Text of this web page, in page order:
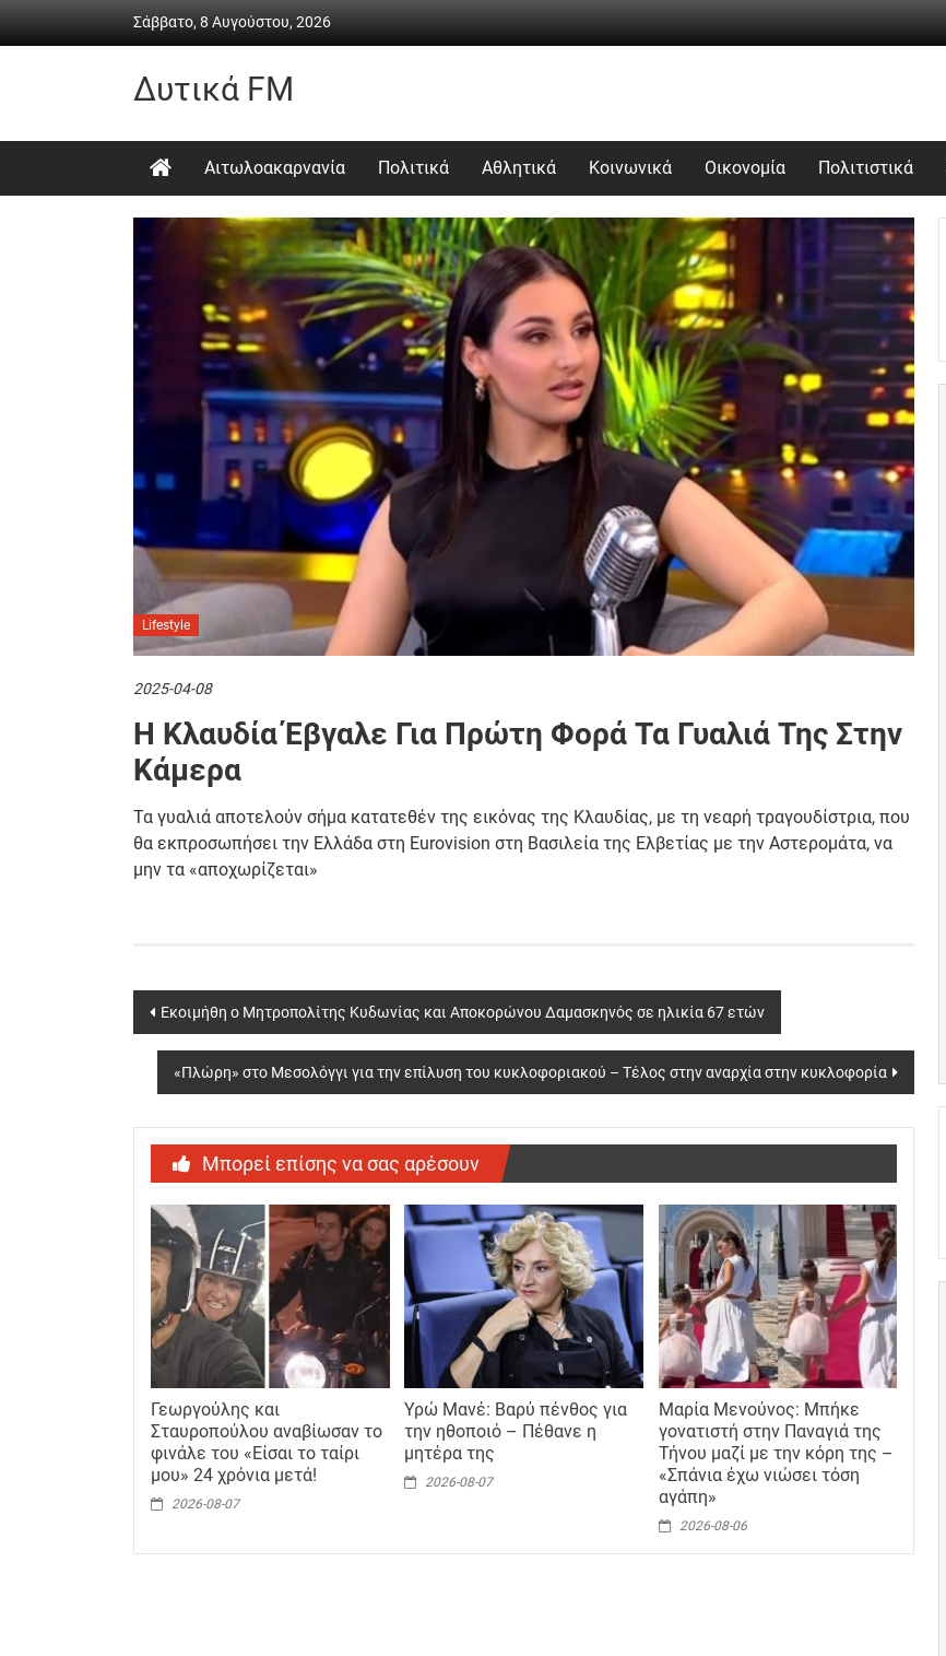
Σάββατο, 8 Αυγούστου, 2026
Δυτικά FM
Καθημερινή
ψυχαγωγία
Αιτωλοακαρνανία Πολιτικά Αθλητικά Κοινωνικά Οικονομία Πολιτιστικά
Lifestyle
2025-04-08
Η Κλαυδία Έβγαλε Για Πρώτη Φορά Τα Γυαλιά Της Στην
Κάμερα
Τα γυαλιά αποτελούν σήμα κατατεθέν της εικόνας της Κλαυδίας, με τη νεαρή τραγουδίστρια, που
θα εκπροσωπήσει την Ελλάδα στη Eurovision στη Βασιλεία της Ελβετίας με την Αστερομάτα, να
μην τα «αποχωρίζεται»
Post
navigation
Εκοιμήθη ο Μητροπολίτης Κυδωνίας και Αποκορώνου Δαμασκηνός σε ηλικία 67 ετών
«Πλώρη» στο Μεσολόγγι για την επίλυση του κυκλοφοριακού – Τέλος στην αναρχία στην κυκλοφορία
Μπορεί επίσης να σας αρέσουν
Γεωργούλης και
Σταυροπούλου αναβίωσαν το
φινάλε του «Είσαι το ταίρι
μου» 24 χρόνια μετά!
2026-08-07
Υρώ Μανέ: Βαρύ πένθος για
την ηθοποιό – Πέθανε η
μητέρα της
2026-08-07
Μαρία Μενούνος: Μπήκε
γονατιστή στην Παναγιά της
Τήνου μαζί με την κόρη της –
«Σπάνια έχω νιώσει τόση
αγάπη»
2026-08-06